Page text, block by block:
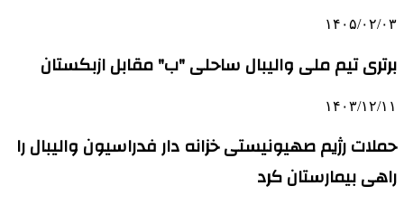
۱۴۰۵/۰۲/۰۳
برتری تیم ملی والیبال ساحلی "ب" مقابل ازبکستان
۱۴۰۳/۱۲/۱۱
حملات رژیم صهیونیستی خزانه دار فدراسیون والیبال را
راهی بیمارستان کرد